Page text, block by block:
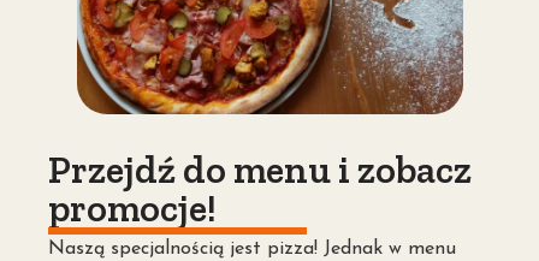
Przejdź do menu i zobacz
promocje!
Naszą specjalnością jest pizza! Jednak w menu